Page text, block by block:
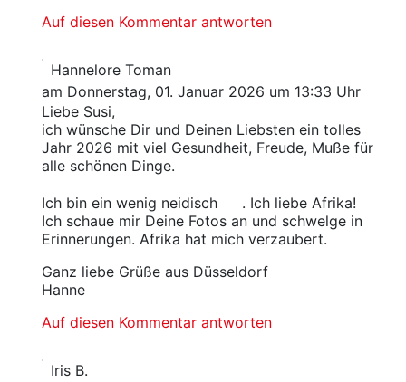
Auf diesen Kommentar antworten
Hannelore Toman
am Donnerstag, 01. Januar 2026 um 13:33 Uhr
Liebe Susi,
ich wünsche Dir und Deinen Liebsten ein tolles
Jahr 2026 mit viel Gesundheit, Freude, Muße für
alle schönen Dinge.
Ich bin ein wenig neidisch
. Ich liebe Afrika!
Ich schaue mir Deine Fotos an und schwelge in
Erinnerungen. Afrika hat mich verzaubert.
Ganz liebe Grüße aus Düsseldorf
Hanne
Auf diesen Kommentar antworten
Iris B.